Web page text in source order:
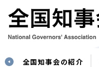
全国知事会の紹介